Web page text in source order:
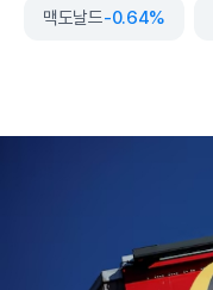
맥도날드-0.64%